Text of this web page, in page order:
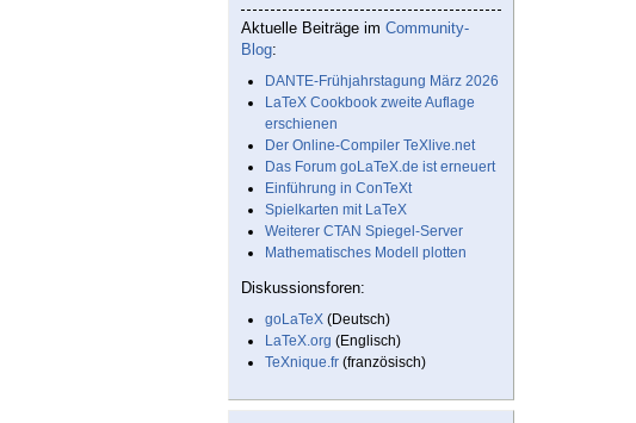
Aktuelle Beiträge im Community-
Blog:
DANTE-Frühjahrstagung März 2026
LaTeX Cookbook zweite Auflage
erschienen
Der Online-Compiler TeXlive.net
Das Forum goLaTeX.de ist erneuert
Einführung in ConTeXt
Spielkarten mit LaTeX
Weiterer CTAN Spiegel-Server
Mathematisches Modell plotten
Diskussionsforen:
goLaTeX (Deutsch)
LaTeX.org (Englisch)
TeXnique.fr (französisch)